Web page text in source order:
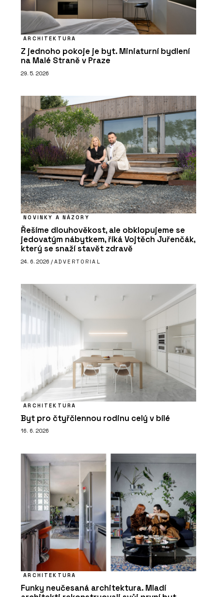
ARCHITEKTURA
Z jednoho pokoje je byt. Miniaturní bydlení
na Malé Straně v Praze
29. 5. 2026
NOVINKY A NÁZORY
Řešíme dlouhověkost, ale obklopujeme se
jedovatým nábytkem, říká Vojtěch Juřenčák,
který se snaží stavět zdravě
24. 6. 2026 / ADVERTORIAL
ARCHITEKTURA
Byt pro čtyřčlennou rodinu celý v bílé
16. 6. 2026
ARCHITEKTURA
Funky neučesaná architektura. Mladí